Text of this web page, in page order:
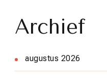
Archief
augustus 2026